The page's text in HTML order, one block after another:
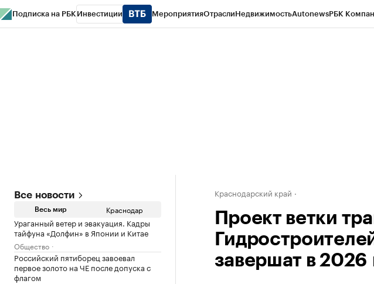
Подписка на РБК Инвестиции МероприятияОтраслиНедвижимостьAutonewsРБК
Все новости
Весь мир Краснодар
Ураганный ветер и эвакуация. Кадры
тайфуна «Долфин» в Японии и Китае
Общество
Российский пятиборец завоевал
первое золото на ЧЕ после допуска с
флагом
Краснодарский край
Проект ветки
завершат в 2026